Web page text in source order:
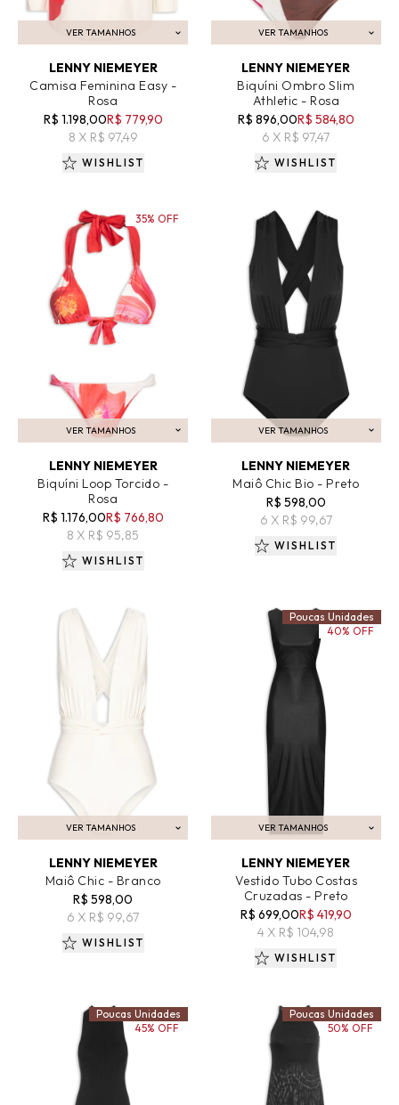
VER TAMANHOS
ADICIONAR AO CARRINHO
LENNY NIEMEYER
Camisa Feminina Easy -
Rosa
R$ 1.198,00R$ 779,90
8 X R$ 97,49
WISHLIST
VER TAMANHOS
ADICIONAR AO CARRINHO
LENNY NIEMEYER
Biquíni Ombro Slim
Athletic - Rosa
R$ 896,00R$ 584,80
6 X R$ 97,47
WISHLIST
VER TAMANHOS
ADICIONAR AO CARRINHO
LENNY NIEMEYER
Biquíni Loop Torcido -
Rosa
R$ 1.176,00R$ 766,80
8 X R$ 95,85
35% OFF
WISHLIST
VER TAMANHOS
ADICIONAR AO CARRINHO
LENNY NIEMEYER
Maiô Chic Bio - Preto
R$ 598,00
6 X R$ 99,67
WISHLIST
VER TAMANHOS
ADICIONAR AO CARRINHO
LENNY NIEMEYER
Maiô Chic - Branco
R$ 598,00
6 X R$ 99,67
WISHLIST
VER TAMANHOS
ADICIONAR AO CARRINHO
LENNY NIEMEYER
Vestido Tubo Costas
Cruzadas - Preto
R$ 699,00R$ 419,90
4 X R$ 104,98
Poucas Unidades
40% OFF
WISHLIST
Poucas Unidades
45% OFF
Poucas Unidades
50% OFF